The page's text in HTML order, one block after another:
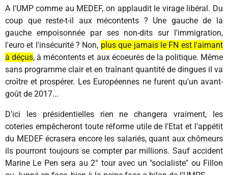
A l'UMP comme au MEDEF, on applaudit le virage libéral. Du
coup que reste-t-il aux mécontents ? Une gauche de la
gauche empoisonnée par ses non-dits sur l'immigration,
l'euro et l'insécurité ? Non, plus que jamais le FN est l'aimant
à déçus, à mécontents et aux écoeurés de la politique. Même
sans programme clair et en traînant quantité de dingues il va
croître et prospérer. Les Européennes ne furent qu'un avant-
goût de 2017...
D'ici les présidentielles rien ne changera vraiment, les
coteries empêcheront toute réforme utile de l'Etat et l'appétit
du MEDEF écrasera encore les salariés, quant aux chômeurs
ils pourront toujours se compter par millions. Sauf accident
Marine Le Pen sera au 2° tour avec un "socialiste" ou Fillon